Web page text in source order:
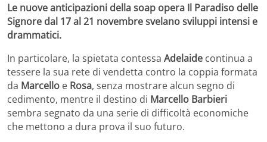
Le nuove anticipazioni della soap opera Il Paradiso delle
Signore dal 17 al 21 novembre svelano sviluppi intensi e
drammatici.
In particolare, la spietata contessa Adelaide continua a
tessere la sua rete di vendetta contro la coppia formata
da Marcello e Rosa, senza mostrare alcun segno di
cedimento, mentre il destino di Marcello Barbieri
sembra segnato da una serie di difficoltà economiche
che mettono a dura prova il suo futuro.